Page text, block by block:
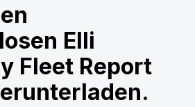
Elli
Fleet Report